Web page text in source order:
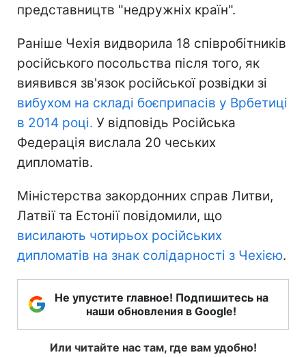
представництв "недружніх країн".
Раніше Чехія видворила 18 співробітників
російського посольства після того, як
виявився зв'язок російської розвідки зі
вибухом на складі боєприпасів у Врбетиці
в 2014 році. У відповідь Російська
Федерація вислала 20 чеських
дипломатів.
Міністерства закордонних справ Литви,
Латвії та Естонії повідомили, що
висилають чотирьох російських
дипломатів на знак солідарності з Чехією.
Не упустите главное! Подпишитесь на
наши обновления в Google!
Или читайте нас там, где вам удобно!